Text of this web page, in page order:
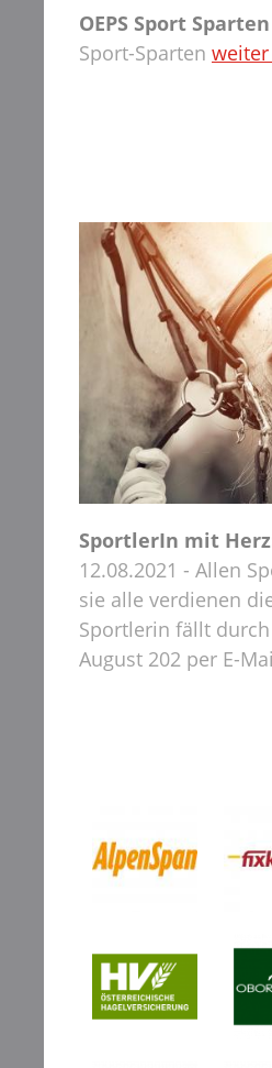
OEPS Sport Sparten
Sport-Sparten
SportlerIn mit
12.08.2021 - Allen
sie alle verdienen
Sportlerin fällt durch
August 202 per E-